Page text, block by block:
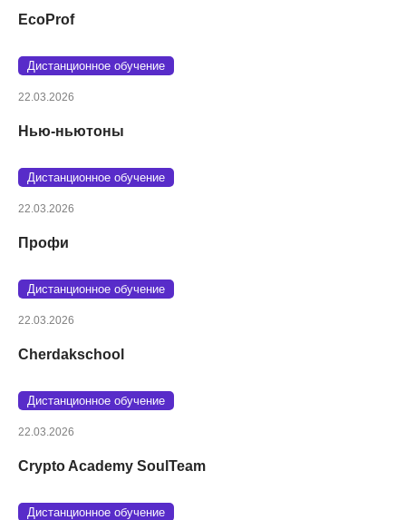
EcoProf
Дистанционное обучение
22.03.2026
Нью-ньютоны
Дистанционное обучение
22.03.2026
Профи
Дистанционное обучение
22.03.2026
Cherdakschool
Дистанционное обучение
22.03.2026
Crypto Academy SoulTeam
Дистанционное обучение